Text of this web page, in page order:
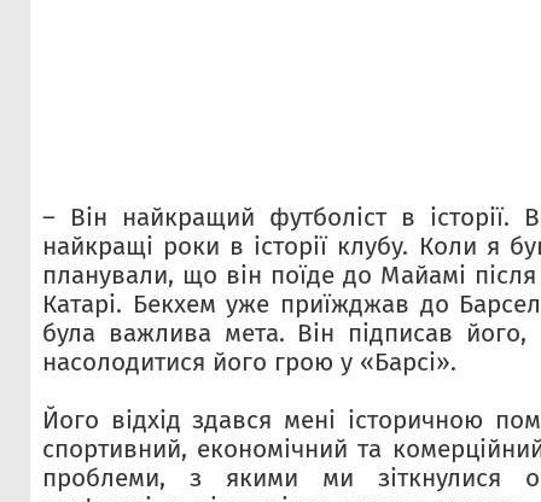
– Він найкращий футболіст в історії.
найкращі роки в історії клубу. Коли я
планували, що він поїде до Майамі після
Катарі. Бекхем уже приїжджав до
була важлива мета. Він підписав
насолодитися його грою у «Барсі».
Його відхід здався мені історичною
спортивний, економічний та
проблеми, з якими ми зіткнулися